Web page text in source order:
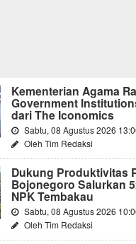
Kementerian Agama
Government
dari The Iconomics
Sabtu, 08 Agustus 2026
Oleh Tim Redaksi
Dukung Produktivitas
Bojonegoro Salurkan
NPK Tembakau
Sabtu, 08 Agustus 2026
Oleh Tim Redaksi